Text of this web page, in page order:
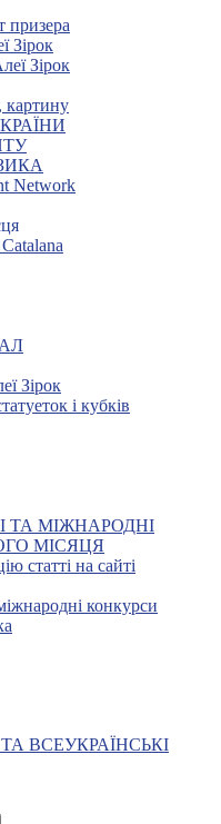
призера
Зірок
Зірок
картину
Network
Зірок
і кубків
ТА МІЖНАРОДНІ
МІСЯЦЯ
статті на сайті
конкурси
ВСЕУКРАЇНСЬКІ